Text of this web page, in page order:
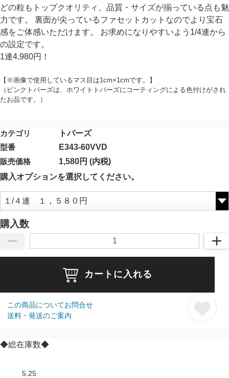
どの粒もトップクオリティ、品質・サイズが揃っている点も魅
力です。 裏面が尖っているファセットカットなのでより宝石
感をご体感いただけます。 お求めになりやすいよう1/4連から
の設定です。
1連4,980円！
【※画像で使用しているマス目は1cm×1cmです。】
（ピンクトパーズは、ホワイトトパーズにコーティングによる色付けがされ
たお品です。）
カテゴリ
トパーズ
型番
E343-60VVD
販売価格
1,580円 (内税)
購入オプションを選択してください。
購入数
カートに入れる
この商品についてお問合せ
送料・発送のご案内
◆総在庫数◆
5.25